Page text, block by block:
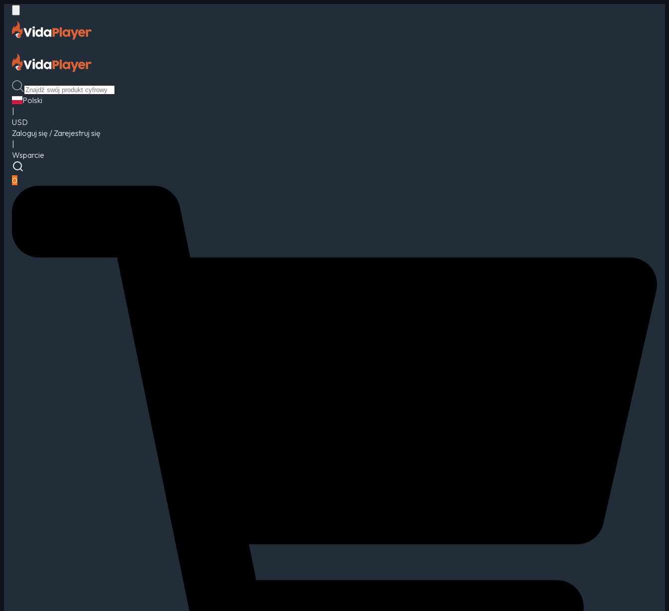
Polski
USD
Zaloguj się / Zarejestruj się
Wsparcie
0